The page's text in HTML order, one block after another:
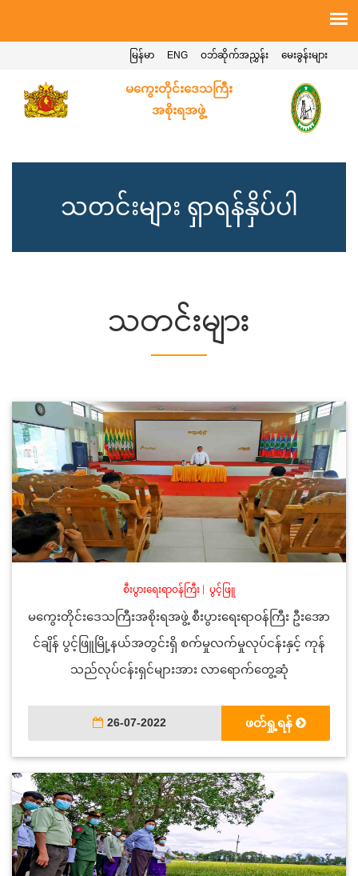
မေးခွန်းများ
ဝဘ်ဆိုက်အညွှန်း
ENG
မြန်မာ
မကွေးတိုင်းဒေသကြီး
အစိုးရအဖွဲ့
သတင်းများ ရှာရန်နှိပ်ပါ
သတင်းများ
စီးပွားရေးရာဝန်ကြီး| ပွင့်ဖြူ
မကွေးတိုင်းဒေသကြီးအစိုးရအဖွဲ့ စီးပွားရေးရာဝန်ကြီး ဦးအော
င်ချိန် ပွင့်ဖြူမြို့နယ်အတွင်းရှိ စက်မှုလက်မှုလုပ်ငန်းနှင့် ကုန်
သည်လုပ်ငန်းရှင်များအား လာရောက်တွေ့ဆုံ
26-07-2022 ဖတ်ရှု့ရန်